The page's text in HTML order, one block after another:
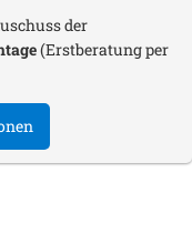
der
(Erstberatung per